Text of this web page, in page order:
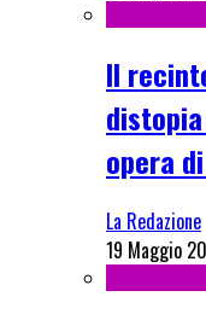
Il
opera
La Redazione
19 Maggio